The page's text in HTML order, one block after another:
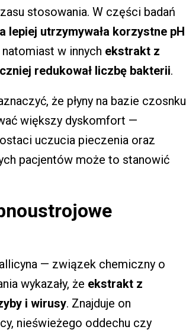
stosowania. W części badań
lepiej utrzymywała korzystne pH
natomiast w innych ekstrakt z
redukował liczbę bakterii.
że płyny na bazie czosnku
większy dyskomfort —
uczucia pieczenia oraz
pacjentów może to stanowić
— związek chemiczny o
wykazały, że ekstrakt z
i wirusy. Znajduje on
nieświeżego oddechu czy